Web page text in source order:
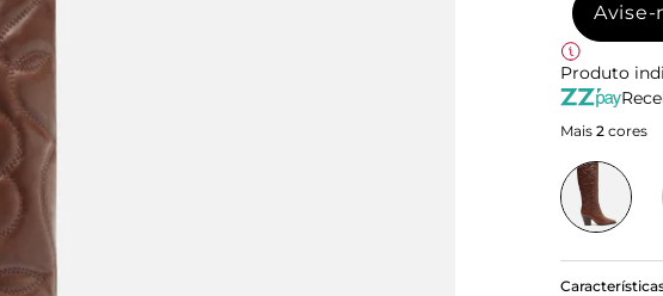
Avise-
Produto
Mais 2 cores